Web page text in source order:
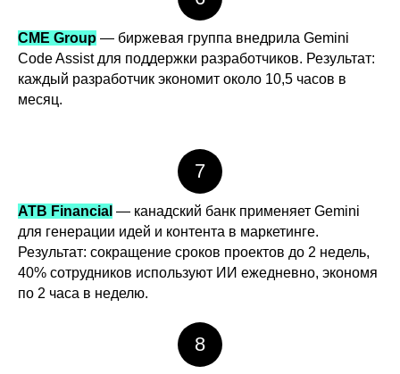
CME Group — биржевая группа внедрила Gemini
Code Assist для поддержки разработчиков. Результат:
каждый разработчик экономит около 10,5 часов в
месяц.
7
ATB Financial — канадский банк применяет Gemini
для генерации идей и контента в маркетинге.
Результат: сокращение сроков проектов до 2 недель,
40% сотрудников используют ИИ ежедневно, экономя
по 2 часа в неделю.
8